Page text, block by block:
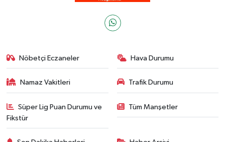
Nöbetçi Eczaneler Hava Durumu
Namaz Vakitleri Trafik Durumu
Süper Lig Puan Durumu ve
Fikstür
Tüm Manşetler